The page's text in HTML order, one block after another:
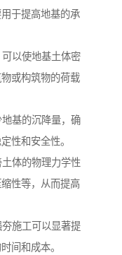
于提高地基的承
以使地基土体密
或构筑物的荷载
基的沉降量，确
性和安全性。
体的物理力学性
性等，从而提高
施工可以显著提
间和成本。